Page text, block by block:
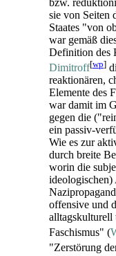
sie von Seiten
Staates "von
war gemäß
Definition des
Dimitroff[wp]
reaktionären,
Elemente des
war damit im
gegen die
ein passiv-
Wie es zur
durch breite
worin die
offensive und
alltags­kulturell
Faschismus" (
"Zerstörung